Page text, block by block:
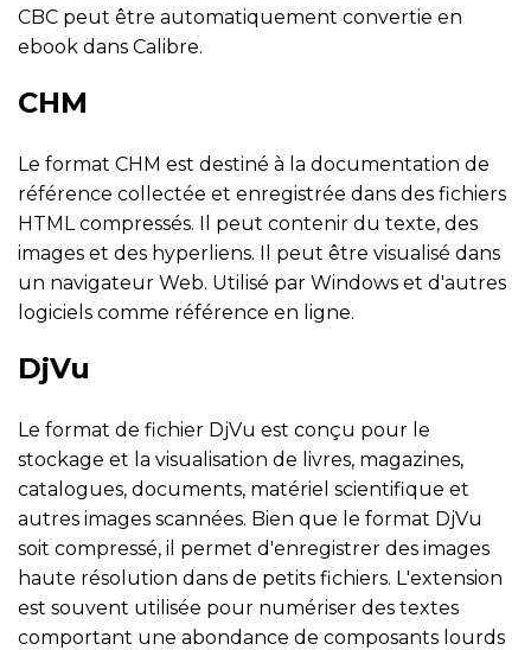
CBC peut être automatiquement convertie en
ebook dans Calibre.
CHM
Le format CHM est destiné à la documentation de
référence collectée et enregistrée dans des fichiers
HTML compressés. Il peut contenir du texte, des
images et des hyperliens. Il peut être visualisé dans
un navigateur Web. Utilisé par Windows et d'autres
logiciels comme référence en ligne.
DjVu
Le format de fichier DjVu est conçu pour le
stockage et la visualisation de livres, magazines,
catalogues, documents, matériel scientifique et
autres images scannées. Bien que le format DjVu
soit compressé, il permet d'enregistrer des images
haute résolution dans de petits fichiers. L'extension
est souvent utilisée pour numériser des textes
comportant une abondance de composants lourds